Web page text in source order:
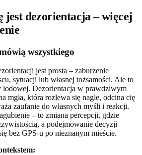
jest dezorientacja – więcej
wszystkiego
jest prosta – zaburzenie
sytuacji lub własnej tożsamości. Ale to
lodowej. Dezorientacja w prawdziwym
mgła, która rozlewa się nagle, odcina cię
zaufanie do własnych myśli i reakcji.
– to zmiana percepcji, gdzie
a podejmowanie decyzji
bez GPS-u po nieznanym mieście.